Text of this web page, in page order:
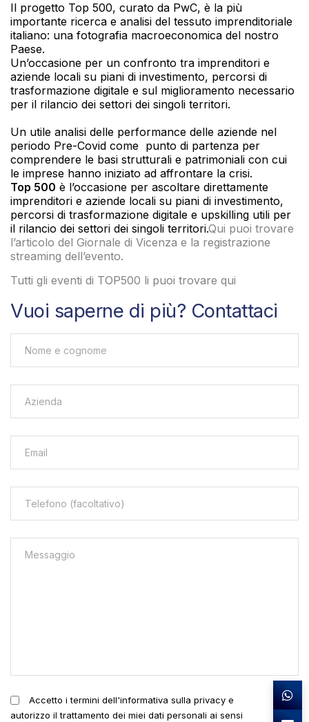
Il progetto Top 500, curato da PwC, è la più
importante ricerca e analisi del tessuto imprenditoriale
italiano: una fotografia macroeconomica del nostro
Paese.
Un’occasione per un confronto tra imprenditori e
aziende locali su piani di investimento, percorsi di
trasformazione digitale e sul miglioramento necessario
per il rilancio dei settori dei singoli territori.
Un utile analisi delle performance delle aziende nel
periodo Pre-Covid come punto di partenza per
comprendere le basi strutturali e patrimoniali con cui
le imprese hanno iniziato ad affrontare la crisi.
Top 500 è l’occasione per ascoltare direttamente
imprenditori e aziende locali su piani di investimento,
percorsi di trasformazione digitale e upskilling utili per
il rilancio dei settori dei singoli territori.Qui puoi trovare
l’articolo del Giornale di Vicenza e la registrazione
streaming dell’evento.
Tutti gli eventi di TOP500 li puoi trovare qui
Vuoi saperne di più? Contattaci
Accetto i termini dell'informativa sulla privacy e
autorizzo il trattamento dei miei dati personali ai sensi